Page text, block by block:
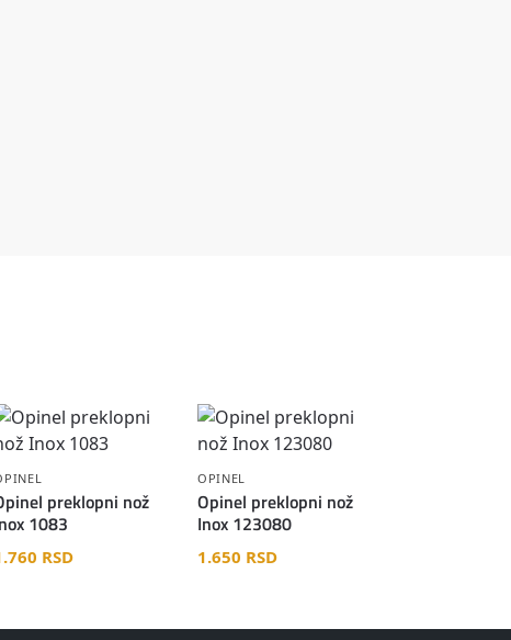
preklopni nož
1083
RSD
OPINEL
Opinel preklopni nož
Inox 123080
1.650 RSD